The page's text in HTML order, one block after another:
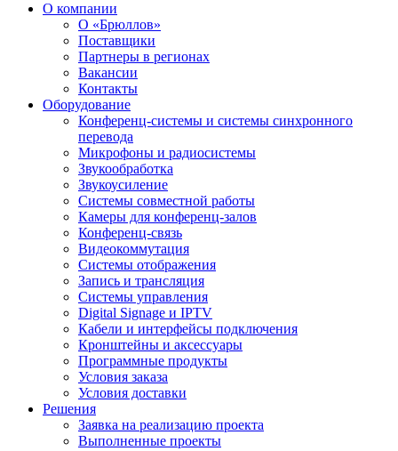
О компании
О «Брюллов»
Поставщики
Партнеры в регионах
Вакансии
Контакты
Оборудование
Конференц-системы и системы синхронного
перевода
Микрофоны и радиосистемы
Звукообработка
Звукоусиление
Системы совместной работы
Камеры для конференц-залов
Конференц-связь
Видеокоммутация
Системы отображения
Запись и трансляция
Системы управления
Digital Signage и IPTV
Кабели и интерфейсы подключения
Кронштейны и аксессуары
Программные продукты
Условия заказа
Условия доставки
Решения
Заявка на реализацию проекта
Выполненные проекты